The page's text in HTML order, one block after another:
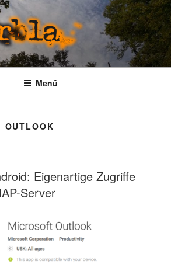
Menü
OUTLOOK
Eigenartige Zugriffe
Server